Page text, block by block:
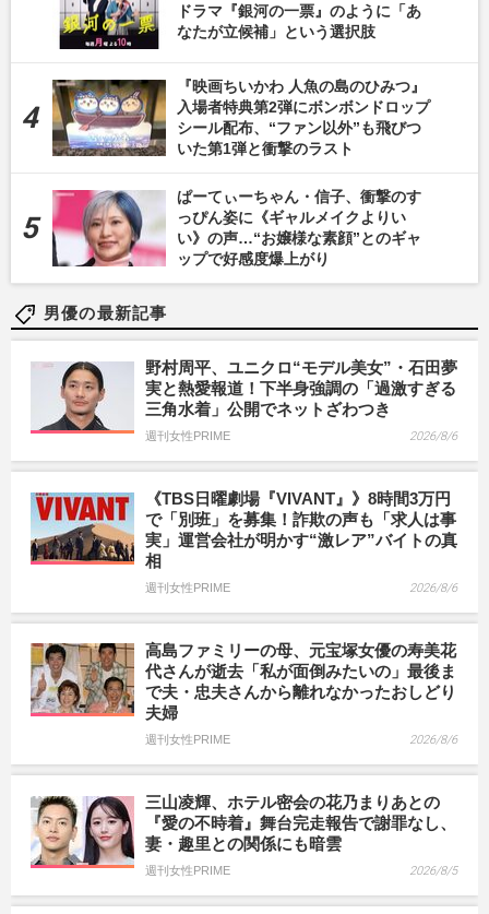
ドラマ『銀河の一票』のように「あ
なたが立候補」という選択肢
『映画ちいかわ 人魚の島のひみつ』
入場者特典第2弾にボンボンドロップ
シール配布、“ファン以外”も飛びつ
いた第1弾と衝撃のラスト
ぱーてぃーちゃん・信子、衝撃のす
っぴん姿に《ギャルメイクよりい
い》の声…“お嬢様な素顔”とのギャ
ップで好感度爆上がり
男優の最新記事
野村周平、ユニクロ“モデル美女”・石田夢
実と熱愛報道！下半身強調の「過激すぎる
三角水着」公開でネットざわつき
週刊女性PRIME 2026/8/6
《TBS日曜劇場『VIVANT』》8時間3万円
で「別班」を募集！詐欺の声も「求人は事
実」運営会社が明かす“激レア”バイトの真
相
週刊女性PRIME 2026/8/6
高島ファミリーの母、元宝塚女優の寿美花
代さんが逝去「私が面倒みたいの」最後ま
で夫・忠夫さんから離れなかったおしどり
夫婦
週刊女性PRIME 2026/8/6
三山凌輝、ホテル密会の花乃まりあとの
『愛の不時着』舞台完走報告で謝罪なし、
妻・趣里との関係にも暗雲
週刊女性PRIME 2026/8/5